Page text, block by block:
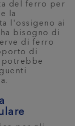
del ferro per
la
l'ossigeno ai
bisogno di
di ferro
di
potrebbe